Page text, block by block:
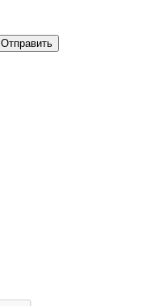
Отправить